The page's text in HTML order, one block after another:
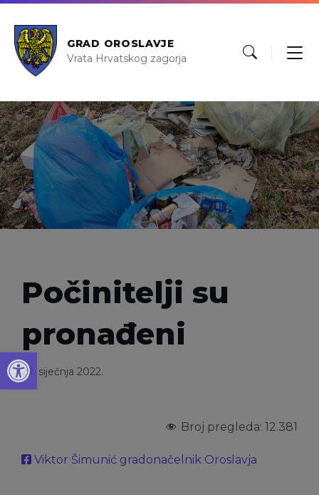
Open toolbar
GRAD OROSLAVJE
Vrata Hrvatskog zagorja
Počinitelji su
pronađeni
29. siječnja 2022.
Broj pregleda: 12.381
Viktor Šimunić gradonačelnik Oroslavja